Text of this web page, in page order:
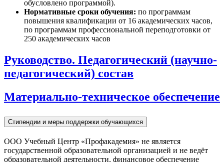
обусловлено программой).
Нормативные сроки обучения: по программам
повышения квалификации от 16 академических часов,
по программам профессиональной переподготовки от
250 академических часов
Руководство. Педагогический (научно-
педагогический) состав
Материально-техническое обеспечение
Стипендии и меры поддержки обучающихся
ООО Учебный Центр «Профакадемия» не является
государственной образовательной организацией и не ведёт
образовательной деятельности, финансовое обеспечение